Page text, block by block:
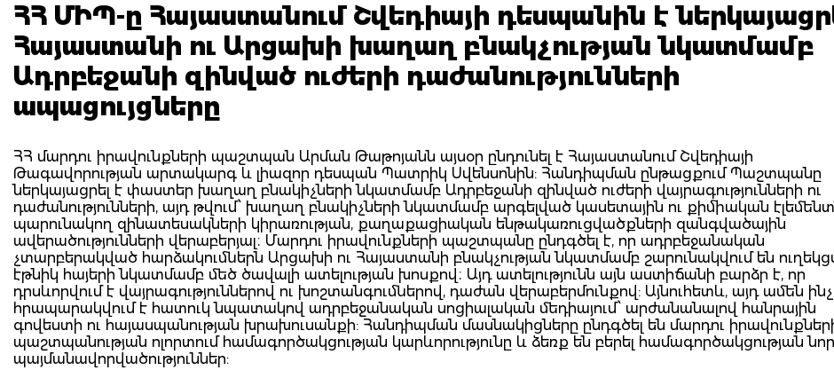
ՀՀ ՄԻՊ-ը Հայաստանում Շվեդիայի դեսպանին է
Հայաստանի ու Արցախի խաղաղ բնակչության նկատմամբ
Ադրբեջանի զինված ուժերի դաժանությունների
ապացույցները
ՀՀ մարդու իրավունքների պաշտպան Արման Թաթոյանն այսօր ընդունել է Հայաստանում Շվեդիայի
Թագավորության արտակարգ և լիազոր դեսպան Պատրիկ Սվենսոնին: Հանդիպման ընթացքում Պաշտպանը
ներկայացրել է փաստեր խաղաղ բնակիչների նկատմամբ Ադրբեջանի զինված ուժերի վայրագությունների ու
դաժանությունների, այդ թվում՝ խաղաղ բնակիչների նկատմամբ արգելված կասետային ու քիմիական
պարունակող զինատեսակների կիրառության, քաղաքացիական ենթակառուցվածքների զանգվածային
ավերածությունների վերաբերյալ։ Մարդու իրավունքների պաշտպանը ընդգծել է, որ ադրբեջանական
չտարբերակված հարձակումներն Արցախի ու Հայաստանի բնակչության նկատմամբ շարունակվում են
էթնիկ հայերի նկատմամբ մեծ ծավալի ատելության խոսքով։ Այդ ատելությունն այն աստիճանի բարձր է, որ
դրսևորվում է վայրագություններով ու խոշտանգումներով, դաժան վերաբերմունքով: Այնուհետև, այդ ամեն
հրապարակվում է հատուկ նպատակով ադրբեջանական սոցիալական մեդիայում՝ արժանանալով հանրային
գովեստի ու հայասպանության խրախուսանքի: Հանդիպման մասնակիցները ընդգծել են մարդու
պաշտպանության ոլորտում համագործակցության կարևորությունը և ձեռք են բերել համագործակցության նոր
պայմանավորվածություններ: